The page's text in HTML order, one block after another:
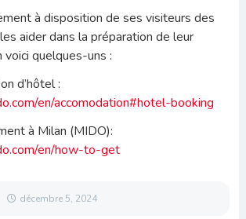
à disposition de ses visiteurs des
aider dans la préparation de leur
voici quelques-uns :
d’hôtel :
en/accomodation#hotel-booking
à Milan (MIDO):
en/how-to-get
décembre 5, 2024